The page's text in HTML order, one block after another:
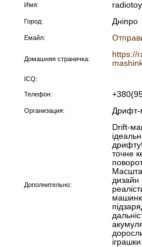
Имя:
Город: Дніпро
Емайл:
Домашняя страничка:
https://
ICQ:
Телефон:
Организация: Дрифт-
Дополнительно:
Drift-
точне
дизайн